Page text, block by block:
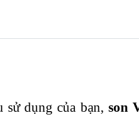
sử dụng của bạn, son